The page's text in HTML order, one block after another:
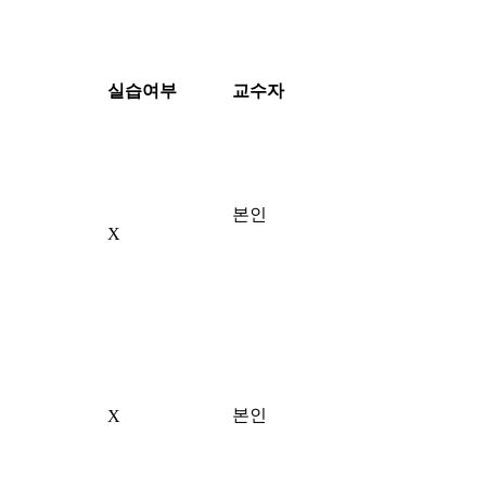
실습여부 교수자
X
본인
X 본인